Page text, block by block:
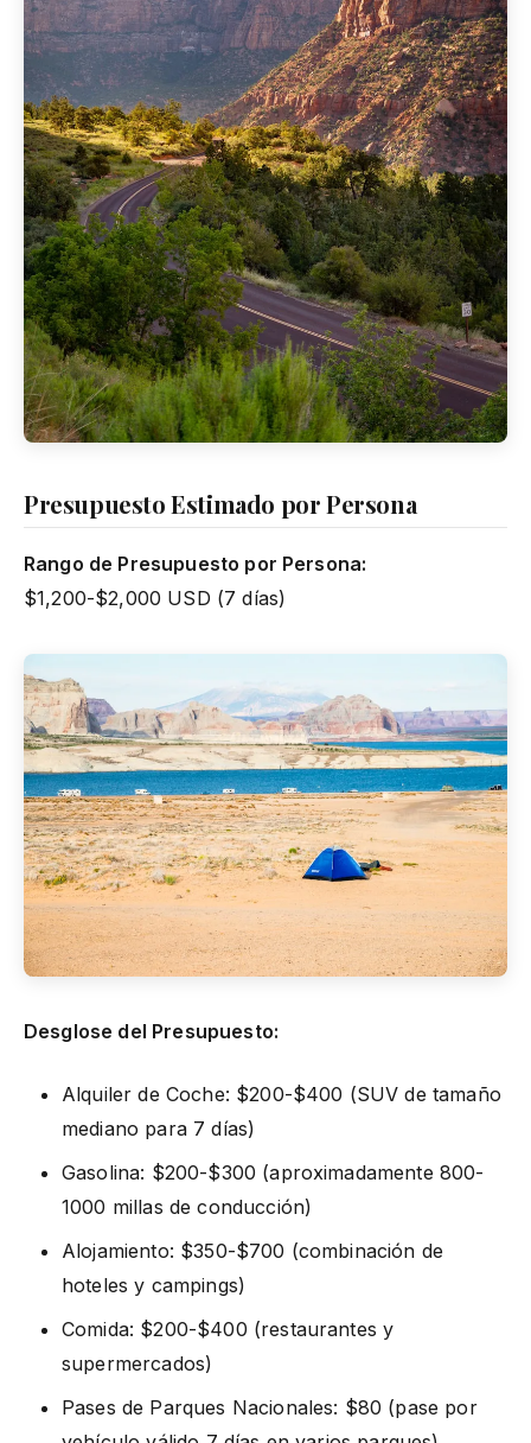
Presupuesto Estimado por Persona
Rango de Presupuesto por Persona:
$1,200-$2,000 USD (7 días)
Desglose del Presupuesto:
Alquiler de Coche: $200-$400 (SUV de tamaño
mediano para 7 días)
Gasolina: $200-$300 (aproximadamente 800-
1000 millas de conducción)
Alojamiento: $350-$700 (combinación de
hoteles y campings)
Comida: $200-$400 (restaurantes y
supermercados)
Pases de Parques Nacionales: $80 (pase por